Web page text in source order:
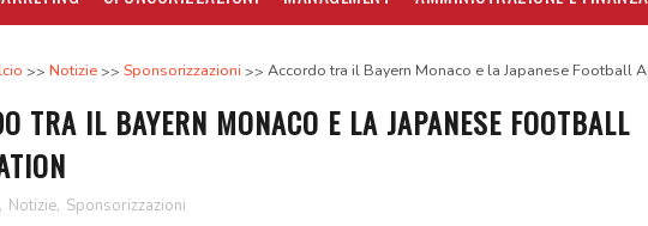
Notizie Sponsorizzazioni Accordo tra il Bayern Monaco e la Japanese Football
TRA IL BAYERN MONACO E LA JAPANESE FOOTBALL
, Notizie, Sponsorizzazioni